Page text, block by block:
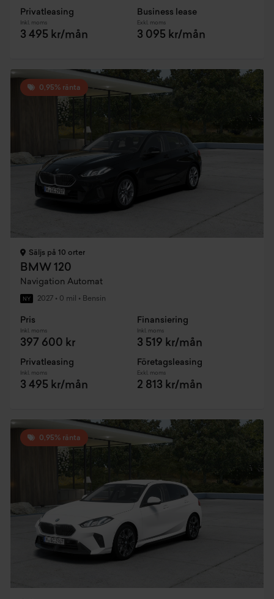
Privatleasing
Inkl. moms
3 495 kr/mån
Business lease
Exkl. moms
3 095 kr/mån
0,95% ränta
Säljs på 10 orter
BMW 120
Navigation Automat
NY 2027 • 0 mil • Bensin
Pris
Inkl. moms
397 600 kr
Finansiering
Inkl. moms
3 519 kr/mån
Privatleasing
Inkl. moms
3 495 kr/mån
Företagsleasing
Exkl. moms
2 813 kr/mån
0,95% ränta